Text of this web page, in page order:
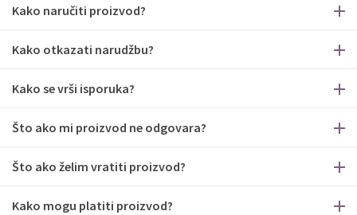
Kako naručiti proizvod?
Kako otkazati narudžbu?
Kako se vrši isporuka?
Što ako mi proizvod ne odgovara?
Što ako želim vratiti proizvod?
Kako mogu platiti proizvod?